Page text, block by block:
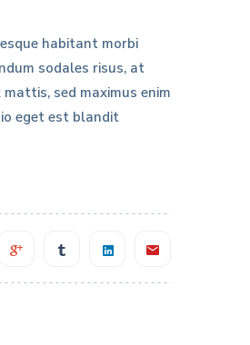
habitant morbi
sodales risus, at
sed maximus enim
eget est blandit